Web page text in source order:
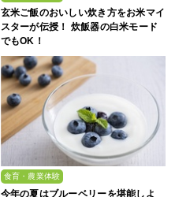
玄米ご飯のおいしい炊き方をお米マイ
スターが伝授！ 炊飯器の白米モード
でもOK！
食育・農業体験
今年の夏はブルーベリーを堪能しよ